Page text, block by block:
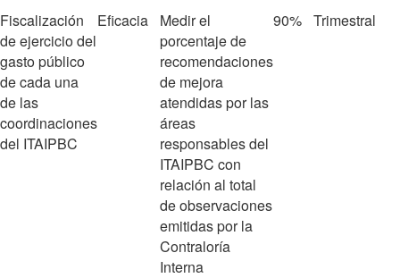
Fiscalización
de ejercicio del
gasto público
de cada una
de las
coordinaciones
del ITAIPBC
Eficacia
Medir el
porcentaje de
recomendaciones
de mejora
atendidas por las
áreas
responsables del
ITAIPBC con
relación al total
de observaciones
emitidas por la
Contraloría
Interna
90% Trimestral